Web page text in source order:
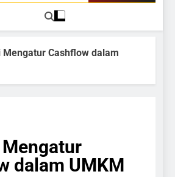
Mengatur Cashflow dalam
dalam UMKM